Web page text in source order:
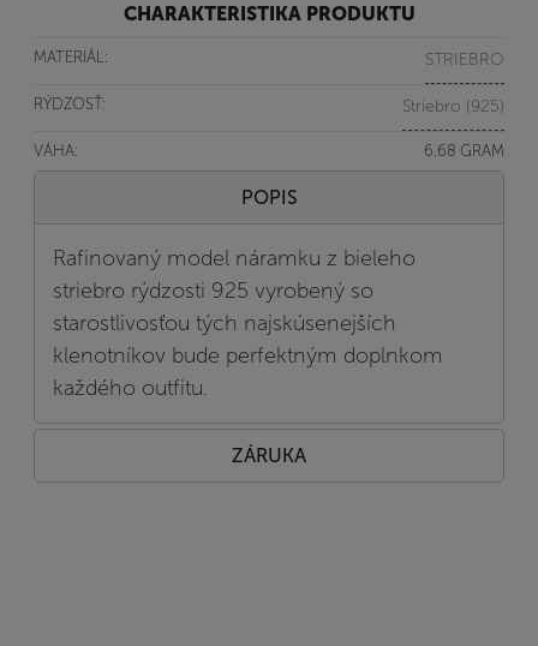
CHARAKTERISTIKA PRODUKTU
MATERIÁL: STRIEBRO
RÝDZOSŤ: Striebro (925)
VÁHA: 6.68 GRAM
POPIS
Rafinovaný model náramku z bieleho
striebro rýdzosti 925 vyrobený so
starostlivosťou tých najskúsenejších
klenotníkov bude perfektným doplnkom
každého outfitu.
ZÁRUKA